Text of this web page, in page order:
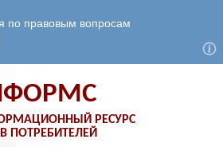
РЕСУРС
ПОТРЕБИТЕЛЕЙ